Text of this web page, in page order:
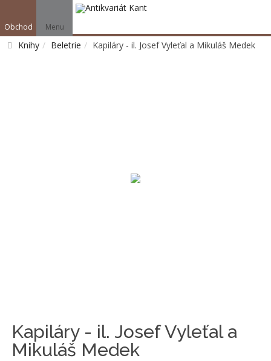
Obchod Menu
Knihy Beletrie Kapiláry - il. Josef Vyleťal a Mikuláš Medek
Kapiláry - il. Josef Vyleťal a
Mikuláš Medek